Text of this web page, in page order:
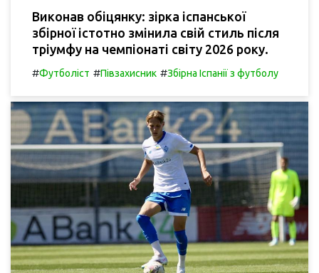
Виконав обіцянку: зірка іспанської
збірної істотно змінила свій стиль після
тріумфу на чемпіонаті світу 2026 року.
#Футболіст #Півзахисник #Збірна Іспанії з футболу